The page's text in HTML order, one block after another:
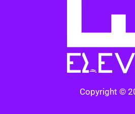
Copyright ©